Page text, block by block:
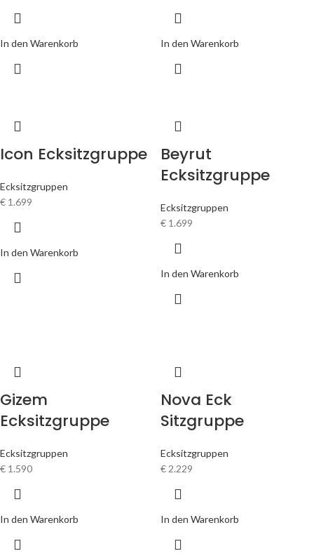
In den Warenkorb In den Warenkorb
Icon Ecksitzgruppe
Ecksitzgruppen
€ 1.699
In den Warenkorb
Beyrut
Ecksitzgruppe
Ecksitzgruppen
€ 1.699
In den Warenkorb
Gizem
Ecksitzgruppe
Ecksitzgruppen
€ 1.590
In den Warenkorb
Nova Eck
Sitzgruppe
Ecksitzgruppen
€2.229
In den Warenkorb